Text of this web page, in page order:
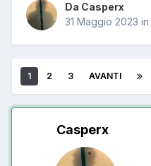
Da Casperx
31 Maggio 2023 in
1 2 3 AVANTI
Casperx